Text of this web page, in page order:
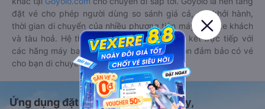
đặt vé cho phép người dùng so sánh giá cả, giờ khởi hành,
thời gian di chuyển của nhiều phương tiện máy bay, xe khách
và tàu hoả. Hệ thống của Goyolo được liên kết trực tiếp với
các hãng máy bay, xe khách và tàu hoả, luôn đảm bảo có vé
cho bạn di chuyển.
Ứng dụng đặt vé Xe khách, Máy bay,